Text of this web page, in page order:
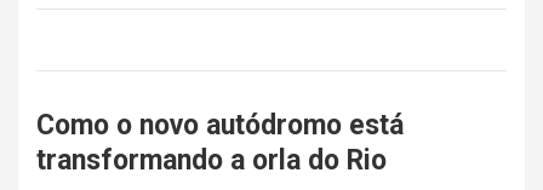
Como o novo autódromo está
transformando a orla do Rio